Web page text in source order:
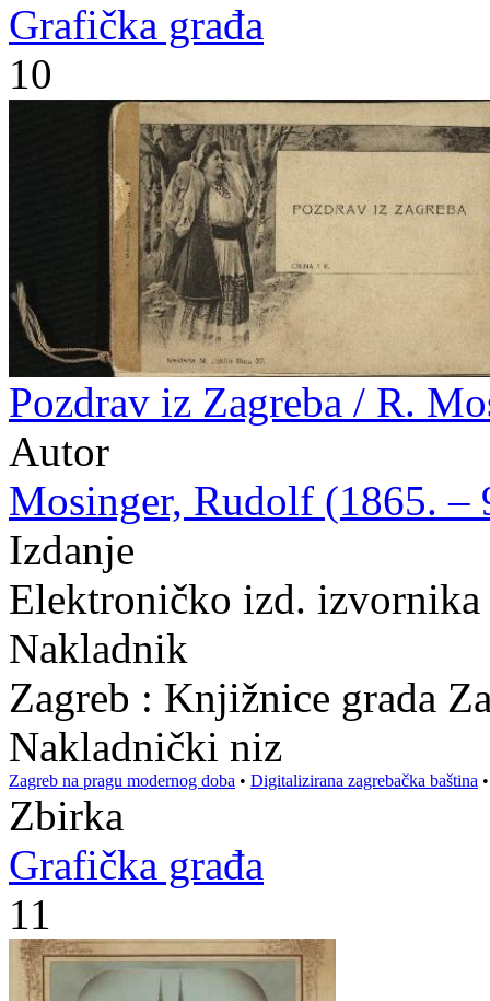
Grafička građa
10
Pozdrav iz Zagreba / R.
Autor
Mosinger, Rudolf (1865. –
Izdanje
Elektroničko izd.
Nakladnik
Zagreb : Knjižnice grada
Nakladnički niz
Zagreb na pragu modernog doba • Digitalizirana zagrebačka baština
Zbirka
Grafička građa
11